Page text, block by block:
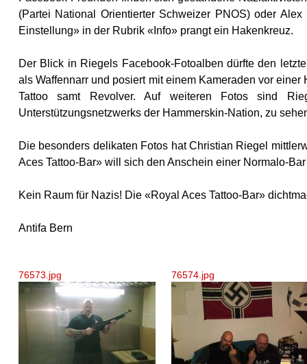
(Partei National Orientierter Schweizer PNOS) oder
Einstellung» in der Rubrik «Info» prangt ein Hakenkreuz.
Der Blick in Riegels Facebook-Fotoalben dürfte den
als Waffennarr und posiert mit einem Kameraden vor
Tattoo samt Revolver. Auf weiteren Fotos sind
Unterstützungsnetzwerks der Hammerskin-Nation, zu
Die besonders delikaten Fotos hat Christian Riegel
Aces Tattoo-Bar» will sich den Anschein einer Normalo-
Kein Raum für Nazis! Die «Royal Aces Tattoo-Bar»
Antifa Bern
76573.jpg 76574.jpg